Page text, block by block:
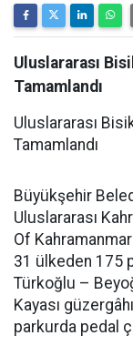
Uluslararası
Tamamlandı
Uluslararası
Tamamlandı
Büyükşehir
Uluslararası
Of
31 ülkeden 175
Türkoğlu –
Kayası
parkurda pedal